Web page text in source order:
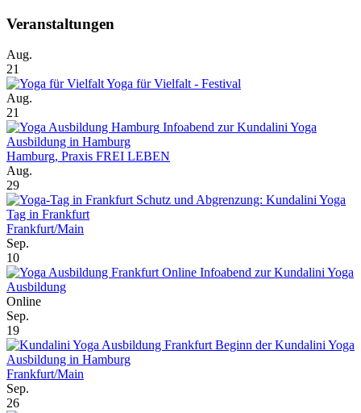
Veranstaltungen
Aug.
21
Yoga für Vielfalt - Festival
Aug.
21
Infoabend zur Kundalini Yoga
Ausbildung in Hamburg
Hamburg, Praxis FREI LEBEN
Aug.
29
Schutz und Abgrenzung: Kundalini Yoga
Tag in Frankfurt
Frankfurt/Main
Sep.
10
Online Infoabend zur Kundalini Yoga
Ausbildung
Online
Sep.
19
Beginn der Kundalini Yoga
Ausbildung in Hamburg
Frankfurt/Main
Sep.
26